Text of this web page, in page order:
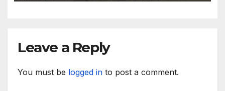
приходите и напредък в
социални проекти
Leave a Reply
You must be logged in to post a comment.